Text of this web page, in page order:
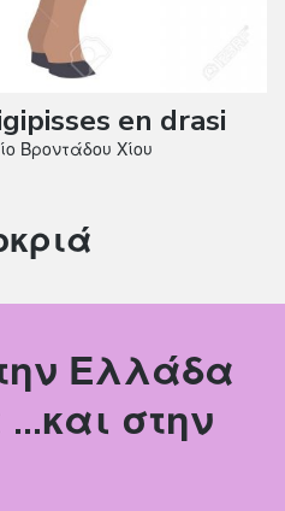
en drasi
Βροντάδου Χίου
Ελλάδα
…και στην